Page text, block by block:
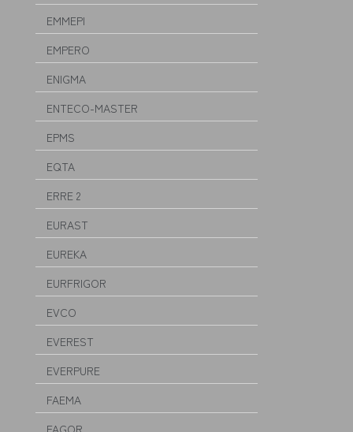
EMMEPI
EMPERO
ENIGMA
ENTECO-MASTER
EPMS
EQTA
ERRE 2
EURAST
EUREKA
EURFRIGOR
EVCO
EVEREST
EVERPURE
FAEMA
FAGOR